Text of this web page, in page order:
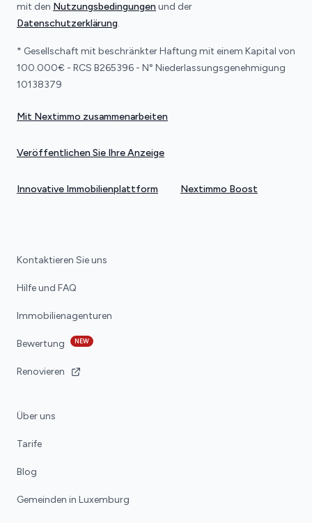
mit den Nutzungsbedingungen und der
Datenschutzerklärung.
* Gesellschaft mit beschränkter Haftung mit einem Kapital von
100.000€ - RCS B265396 - N° Niederlassungsgenehmigung
10138379
Mit Nextimmo zusammenarbeiten
Veröffentlichen Sie Ihre Anzeige
Innovative Immobilienplattform Nextimmo Boost
Kontaktieren Sie uns
Hilfe und FAQ
Immobilienagenturen
Bewertung NEW
Renovieren
Über uns
Tarife
Blog
Gemeinden in Luxemburg